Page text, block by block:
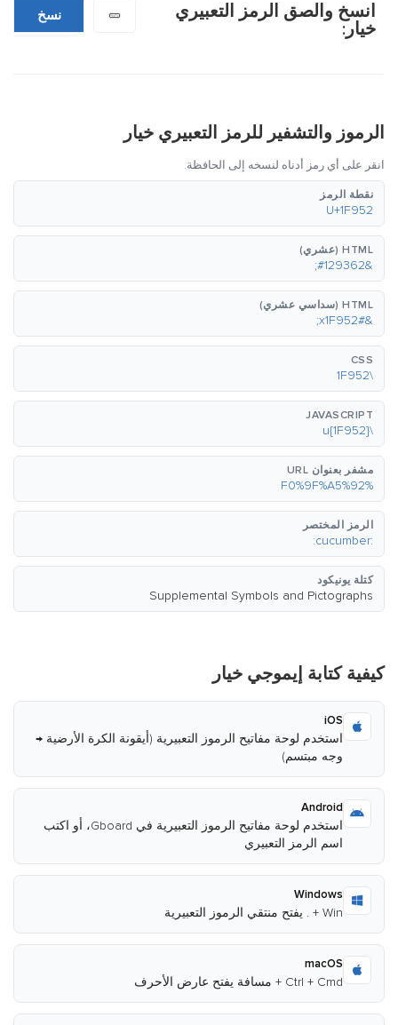
انسخ والصق الرمز التعبيري
خيار:
🥒 نسخ
الرموز والتشفير للرمز التعبيري خيار
انقر على أي رمز أدناه لنسخه إلى الحافظة.
نقطة الرمز
U+1F952
HTML (عشري)
&#129362;
HTML (سداسي عشري)
&#x1F952;
CSS
\1F952
JAVASCRIPT
\u{1F952}
مشفر بعنوان URL
%F0%9F%A5%92
الرمز المختصر
:cucumber:
كتلة يونيكود
Supplemental Symbols and Pictographs
كيفية كتابة إيموجي خيار
iOS
استخدم لوحة مفاتيح الرموز التعبيرية (أيقونة الكرة الأرضية →
وجه مبتسم)
Android
استخدم لوحة مفاتيح الرموز التعبيرية في Gboard، أو اكتب
اسم الرمز التعبيري
Windows
Win + . يفتح منتقي الرموز التعبيرية
macOS
Ctrl + Cmd + مسافة يفتح عارض الأحرف